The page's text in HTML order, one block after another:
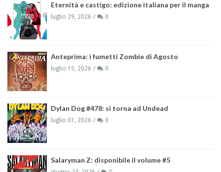
Eternità e castigo: edizione italiana per il manga
luglio 29, 2026 0
Anteprima: i fumetti Zombie di Agosto
luglio 15, 2026 0
Dylan Dog #478: si torna ad Undead
luglio 01, 2026 0
Salaryman Z: disponibile il volume #5